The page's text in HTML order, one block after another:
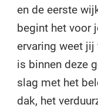
en de eerste
begint het voor
ervaring weet
is binnen deze
slag met het
dak, het